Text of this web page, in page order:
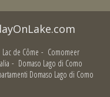
Lac de Côme - Comomeer
- Domaso Lago di Como
Domaso Lago di Como